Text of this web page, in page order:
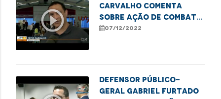
play_circle_outline
Carvalho comenta
sobre ação de combate
à violência contra a
07/12/2022
Defensor Público-
Geral Gabriel Furtado